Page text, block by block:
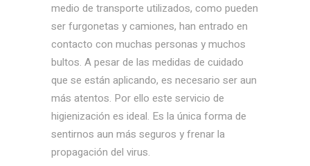
medio de transporte utilizados, como pueden
ser furgonetas y camiones, han entrado en
contacto con muchas personas y muchos
bultos. A pesar de las medidas de cuidado
que se están aplicando, es necesario ser aun
más atentos. Por ello este servicio de
higienización es ideal. Es la única forma de
sentirnos aun más seguros y frenar la
propagación del virus.